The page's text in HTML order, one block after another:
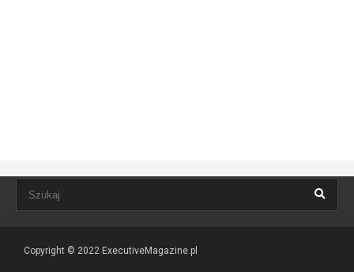
Copyright © 2022 ExecutiveMagazine.pl